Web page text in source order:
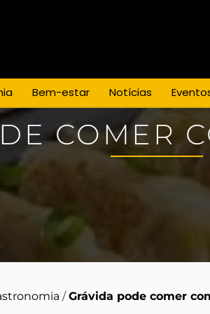
Bem-estar Notícias
COMER
/Grávida pode comer